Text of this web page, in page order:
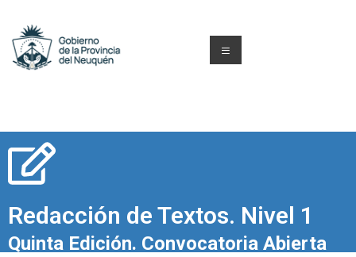
Redacción de Textos. Nivel 1
Quinta Edición. Convocatoria Abierta